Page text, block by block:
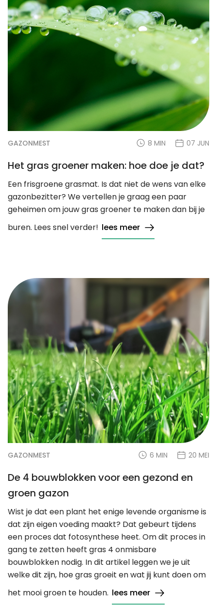
GAZONMEST 8 MIN 07 JUN
Het gras groener maken: hoe doe je dat?
Een frisgroene grasmat. Is dat niet de wens van elke
gazonbezitter? We vertellen je graag een paar
geheimen om jouw gras groener te maken dan bij je
buren. Lees snel verder! lees meer
GAZONMEST 6 MIN 20 MEI
De 4 bouwblokken voor een gezond en
groen gazon
Wist je dat een plant het enige levende organisme is
dat zijn eigen voeding maakt? Dat gebeurt tijdens
een proces dat fotosynthese heet. Om dit proces in
gang te zetten heeft gras 4 onmisbare
bouwblokken nodig. In dit artikel leggen we je uit
welke dit zijn, hoe gras groeit en wat jij kunt doen om
het mooi groen te houden. lees meer